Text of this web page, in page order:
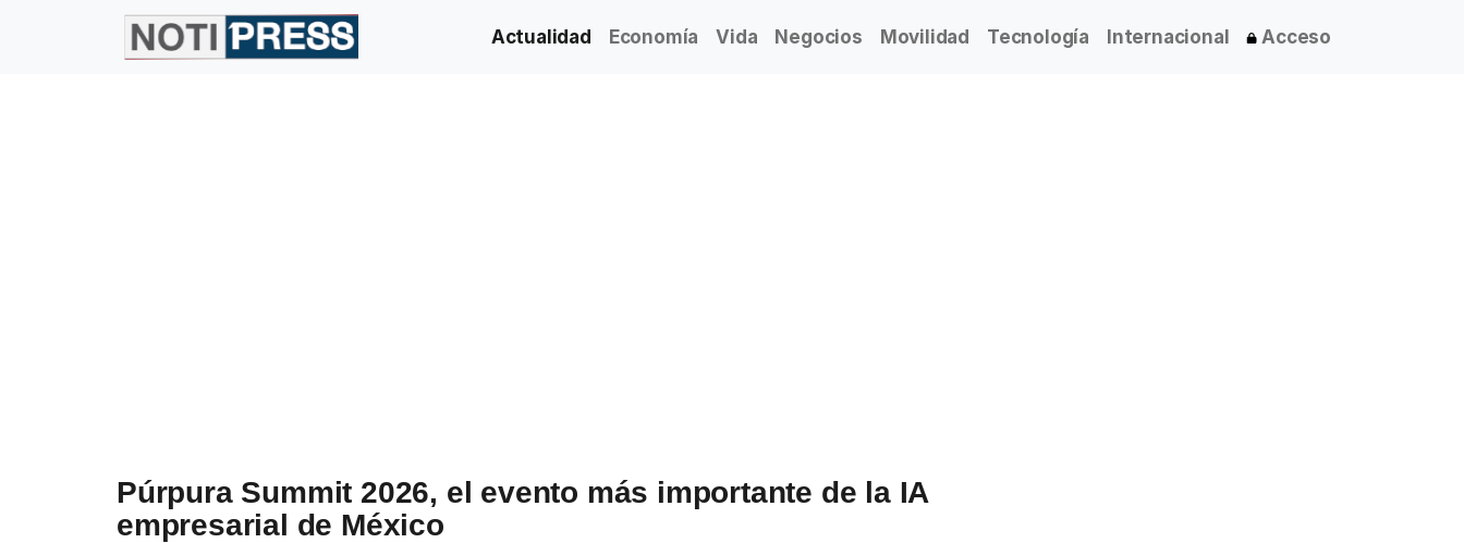
Actualidad Economía Vida Negocios Movilidad Tecnología Internacional Acceso
Púrpura Summit 2026, el evento más importante de la IA
empresarial de México